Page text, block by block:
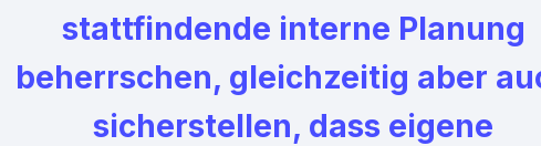
stattfindende interne Planung
beherrschen, gleichzeitig aber
sicherstellen, dass eigene